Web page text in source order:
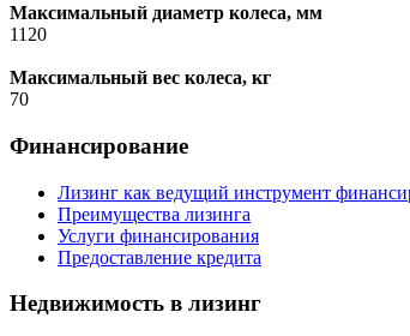
Максимальный диаметр колеса, мм
1120
Максимальный вес колеса, кг
70
Финансирование
Лизинг как ведущий инструмент
Преимущества лизинга
Услуги финансирования
Предоставление кредита
Недвижимость в лизинг